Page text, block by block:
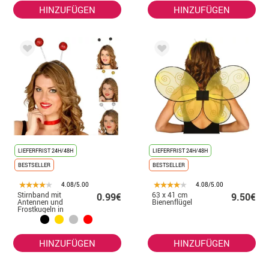
HINZUFÜGEN HINZUFÜGEN
LIEFERFRIST 24H/48H
BESTSELLER
4.08/5.00
Stirnband mit
Antennen und
Frostkugeln in
verschiedenen
0.99€
HINZUFÜGEN
LIEFERFRIST 24H/48H
BESTSELLER
4.08/5.00
63 x 41 cm
Bienenflügel 9.50€
HINZUFÜGEN